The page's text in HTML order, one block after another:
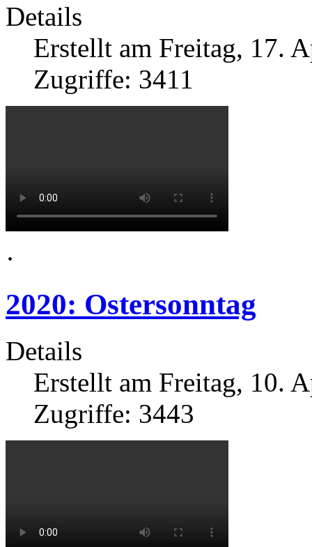
Details
Erstellt am Freitag, 17.
Zugriffe: 3411
·
2020: Ostersonntag
Details
Erstellt am Freitag, 10.
Zugriffe: 3443